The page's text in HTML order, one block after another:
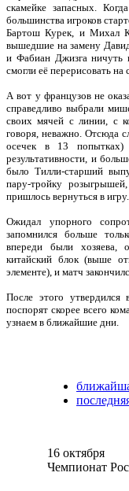
скамейке запасных.
большинства игроков
Бартош Курек, и Михал
вышедшие на замену
и Фабиан Джизга ничуть
смогли её перерисовать на
А вот у французов не
справедливо выбрали
своих мячей с линии, с
говоря, неважно. Отсюда
осечек в 13
результативности, и
было Тилли-старший
пару-тройку
пришлось вернуться в игру.
Ожидал упорного
запомнился больше
впереди были хозяева,
китайский блок (выше
элементе), и матч
После этого
поспорят скорее всего
узнаем в ближайшие дни.
16 октября
Чемпионат